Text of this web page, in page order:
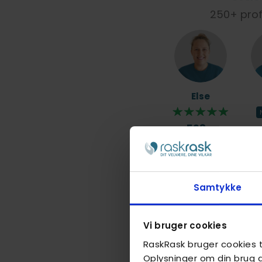
Samtykke
Vi bruger cookies
RaskRask bruger
Oplysninger om din brug
250+
Else
598,-
Malene St
548,-